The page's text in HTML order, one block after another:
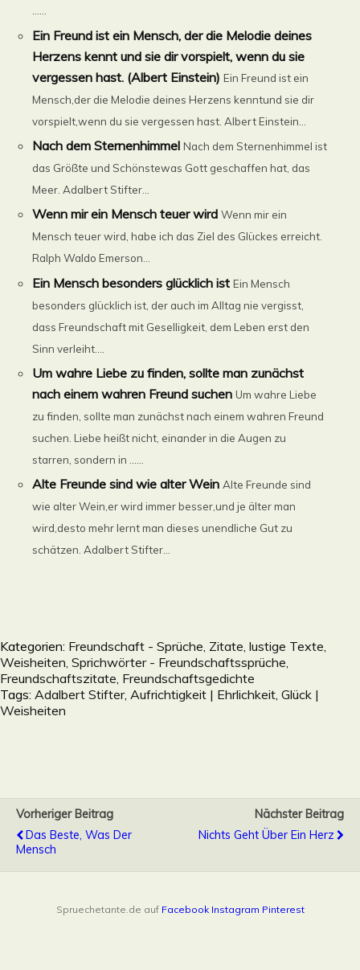
Ein Freund ist ein Mensch, der die Melodie deines
Herzens kennt und sie dir vorspielt, wenn du sie
vergessen hast. (Albert Einstein) Ein Freund ist ein
Mensch,der die Melodie deines Herzens kenntund sie dir
vorspielt,wenn du sie vergessen hast. Albert Einstein...
Nach dem Sternenhimmel Nach dem Sternenhimmel ist
das Größte und Schönstewas Gott geschaffen hat, das
Meer. Adalbert Stifter...
Wenn mir ein Mensch teuer wird Wenn mir ein
Mensch teuer wird, habe ich das Ziel des Glückes erreicht.
Ralph Waldo Emerson...
Ein Mensch besonders glücklich ist Ein Mensch
besonders glücklich ist, der auch im Alltag nie vergisst,
dass Freundschaft mit Geselligkeit, dem Leben erst den
Sinn verleiht....
Um wahre Liebe zu finden, sollte man zunächst
nach einem wahren Freund suchen Um wahre Liebe
zu finden, sollte man zunächst nach einem wahren Freund
suchen. Liebe heißt nicht, einander in die Augen zu
starren, sondern in ......
Alte Freunde sind wie alter Wein Alte Freunde sind
wie alter Wein,er wird immer besser,und je älter man
wird,desto mehr lernt man dieses unendliche Gut zu
schätzen. Adalbert Stifter...
Kategorien: Freundschaft - Sprüche, Zitate, lustige Texte,
Weisheiten, Sprichwörter - Freundschaftssprüche,
Freundschaftszitate, Freundschaftsgedichte
Tags: Adalbert Stifter, Aufrichtigkeit | Ehrlichkeit Glück |
Weisheiten
Vorheriger Beitrag
Das Beste, Was Der
Mensch
Nächster Beitrag
Nichts Geht Über Ein Herz
Spruechetante.de auf Facebook Instagram Pinterest